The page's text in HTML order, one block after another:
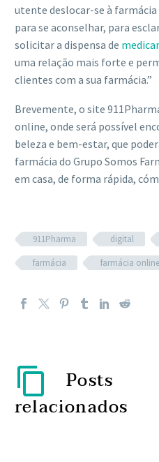
utente deslocar-se à
para se aconselhar, para
solicitar a dispensa de
uma relação mais forte e
clientes com a sua farmácia.”
Brevemente, o site
online, onde será possível
beleza e bem-estar, que
farmácia do Grupo Somos
em casa, de forma rápida,
911Pharma digital
farmácia
farmácia online
Posts
relacionados